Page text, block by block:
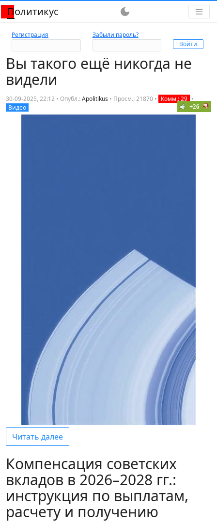
Политикус dark_mode
Регистрация Забыли пароль?
Вы такого ещё никогда не
видели
30-09-2025, 22:12 • Опубл.:Apolitikus • Просм.: 21870 • Комм.: 29 •
Видео
+26
Читать далее
Компенсация советских
вкладов в 2026–2028 гг.:
инструкция по выплатам,
расчету и получению